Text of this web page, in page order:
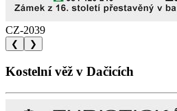
CZ-2039
❮ ❯
Kostelní věž v Dačicích